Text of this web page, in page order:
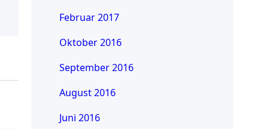
Februar 2017
Oktober 2016
September 2016
August 2016
Juni 2016